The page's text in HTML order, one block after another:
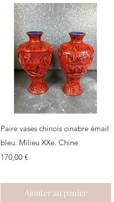
Aperçu rapide
Paire vases chinois cinabre émail
bleu. Milieu XXe. Chine
Prix
170,00 €
Ajouter au panier